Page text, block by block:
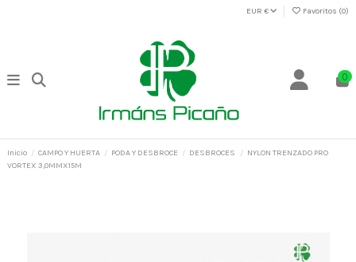
EUR € Favoritos (0)
0
Inicio CAMPO Y HUERTA PODA Y DESBROCE DESBROCES
NYLON TRENZADO PRO
VORTEX 3,0MMX15M